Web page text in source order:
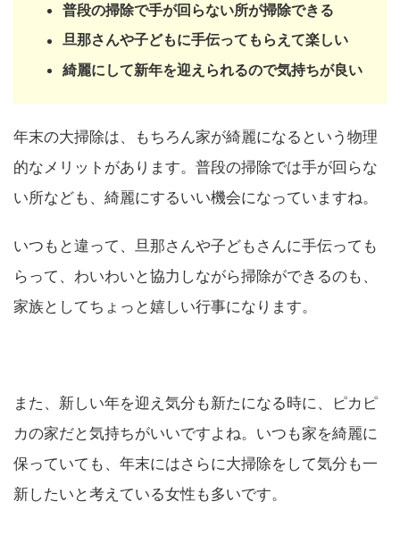
普段の掃除で手が回らない所が掃除できる
旦那さんや子どもに手伝ってもらえて楽しい
綺麗にして新年を迎えられるので気持ちが良い
年末の大掃除は、もちろん家が綺麗になるという物理
的なメリットがあります。普段の掃除では手が回らな
い所なども、綺麗にするいい機会になっていますね。
いつもと違って、旦那さんや子どもさんに手伝っても
らって、わいわいと協力しながら掃除ができるのも、
家族としてちょっと嬉しい行事になります。
また、新しい年を迎え気分も新たになる時に、ピカピ
カの家だと気持ちがいいですよね。いつも家を綺麗に
保っていても、年末にはさらに大掃除をして気分も一
新したいと考えている女性も多いです。